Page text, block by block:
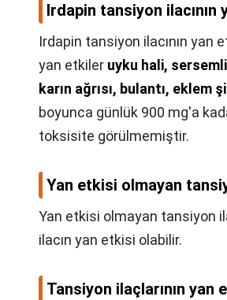
Irdapin tansiyon
Irdapin tansiyon ilacının yan
yan etkiler uyku hali,
karın ağrısı, bulantı,
boyunca günlük 900 mg'a
toksisite görülmemiştir.
Yan etkisi olmayan
Yan etkisi olmayan tansiyon
ilacın yan etkisi olabilir.
Tansiyon ilaçlarının